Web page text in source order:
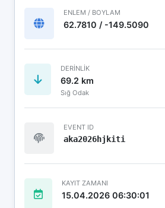
ENLEM / BOYLAM
62.7810 / -149.5090
DERINLIK
69.2 km
Sığ Odak
EVENT ID
aka2026hjkiti
KAYIT ZAMANI
15.04.2026 06:30:01